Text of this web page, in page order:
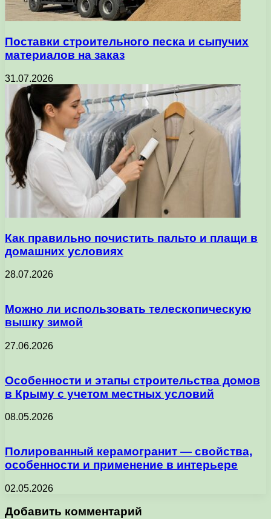
Поставки строительного песка и сыпучих
материалов на заказ
31.07.2026
Как правильно почистить пальто и плащи в
домашних условиях
28.07.2026
Можно ли использовать телескопическую
вышку зимой
27.06.2026
Особенности и этапы строительства домов
в Крыму с учетом местных условий
08.05.2026
Полированный керамогранит — свойства,
особенности и применение в интерьере
02.05.2026
Добавить комментарий